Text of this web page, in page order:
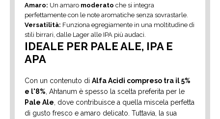
Amaro: Un amaro moderato che si integra
perfettamente con le note aromatiche senza sovrastarle.
Versatilità: Funziona egregiamente in una moltitudine di
stili birrari, dalle Lager alle IPA più audaci.
IDEALE PER PALE ALE, IPA E
APA
Con un contenuto di Alfa Acidi compreso tra il 5%
e l'8% , Ahtanum è spesso la scelta preferita per le
Pale Ale , dove contribuisce a quella miscela perfetta
di gusto fresco e amaro delicato. Tuttavia, la sua